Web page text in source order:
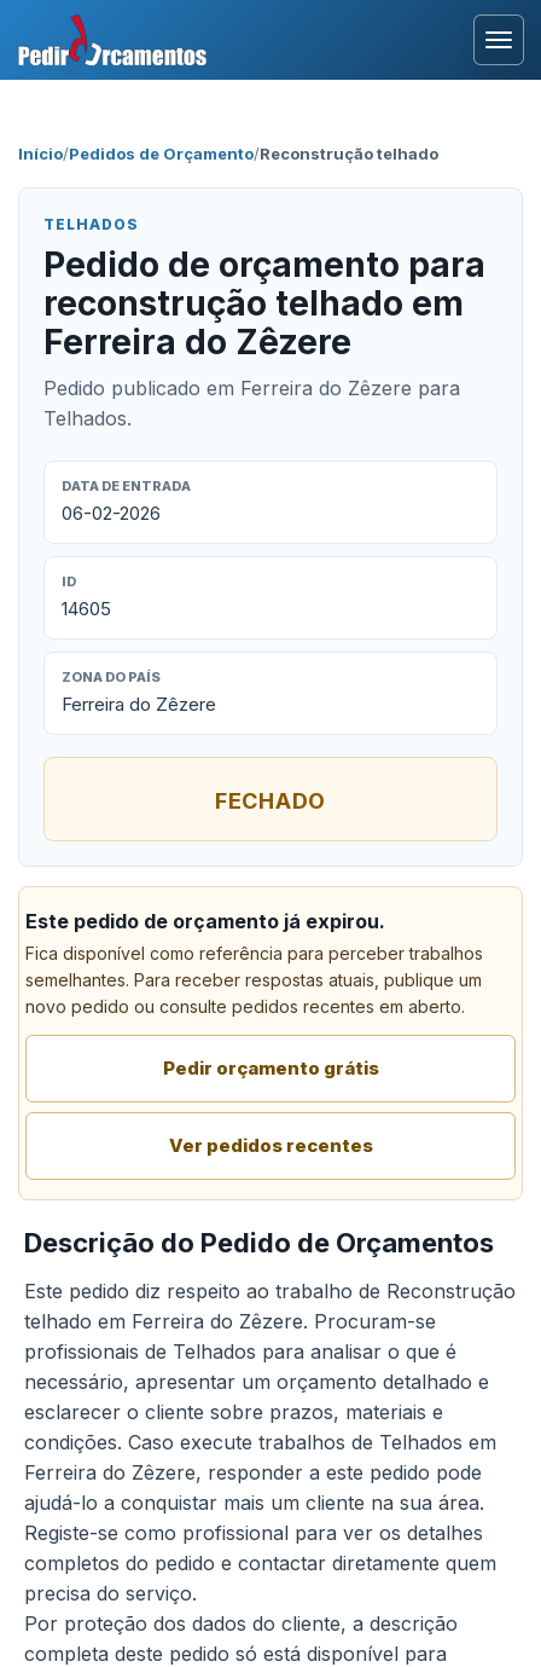
Início/Pedidos de Orçamento/Reconstrução telhado
TELHADOS
Pedido de orçamento para
reconstrução telhado em
Ferreira do Zêzere
Pedido publicado em Ferreira do Zêzere para
Telhados.
DATA DE ENTRADA
06-02-2026
ID
14605
ZONA DO PAÍS
Ferreira do Zêzere
FECHADO
Este pedido de orçamento já expirou.
Fica disponível como referência para perceber trabalhos
semelhantes. Para receber respostas atuais, publique um
novo pedido ou consulte pedidos recentes em aberto.
Pedir orçamento grátis
Ver pedidos recentes
Descrição do Pedido de Orçamentos
Este pedido diz respeito ao trabalho de Reconstrução
telhado em Ferreira do Zêzere. Procuram-se
profissionais de Telhados para analisar o que é
necessário, apresentar um orçamento detalhado e
esclarecer o cliente sobre prazos, materiais e
condições. Caso execute trabalhos de Telhados em
Ferreira do Zêzere, responder a este pedido pode
ajudá-lo a conquistar mais um cliente na sua área.
Registe-se como profissional para ver os detalhes
completos do pedido e contactar diretamente quem
precisa do serviço.
Por proteção dos dados do cliente, a descrição
completa deste pedido só está disponível para
Área Profissional
Como Funciona?
Testemunhos